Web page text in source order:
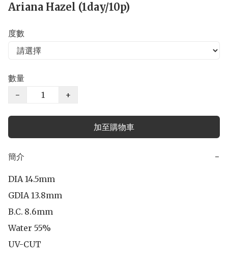
Ariana Hazel (1day/10p)
度數
數量
−
+
加至購物車
簡介 −
DIA 14.5mm
GDIA 13.8mm
B.C.	8.6mm
Water 55%
UV-CUT